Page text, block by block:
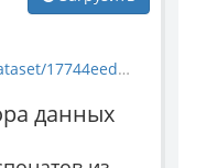
4920-a0ce-3491dce7d757/download/mineral_28630.jpg
данных